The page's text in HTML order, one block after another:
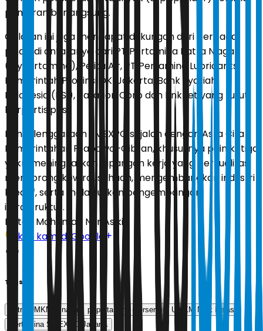
pameran berlangsung.
Gelaran ini juga mendapat dukungan dari berbagai
pihak, di antaranya dari PT Pertamina Patra Niaga
(MyPertamina), Pelita Air, PT Pertamina Lubricants,
Pemerintah Provinsi DKI Jakarta, Bank Syariah
Indonesia (BSI), Paragon Corp dan Linknet yang turut
berpartisipasi.
Penyelenggaraan SMEXPO sejalan dengan Asta Cita
Pemerintahan Prabowo–Gibran, khususnya poin ketiga
yakni meningkatkan lapangan kerja yang berkualitas,
mendorong kewirausahaan, mengembangkan industri
kreatif, serta melanjutkan pengembangan
infrastruktur.
Editor: Mohamad Nur Asikin
Ikuti kami di Google
Tags
Mitra UMKM Binaan pt pertamina (persero)
UMKM Naik Kelas
Pertamina SMEXPO Jakarta